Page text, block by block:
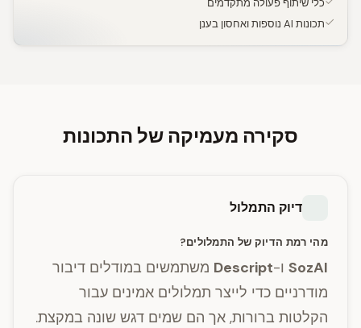
כלי שיתוף פעולה מתקדמים
תכונות AI נוספות ואחסון בענן
סקירה מעמיקה של התכונות
דיוק התמלול
מהי רמת הדיוק של התמלולים?
SozAI ו-Descript משתמשים במודלים דיבור
מודרניים כדי לייצר תמלולים אמינים עבור
הקלטות ברורות, אך הם שמים דגש שונה במקצת.